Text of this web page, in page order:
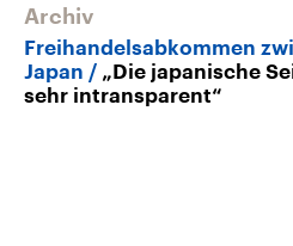
Archiv
Freihandelsabkommen
Japan
„Die japanische
sehr intransparent“